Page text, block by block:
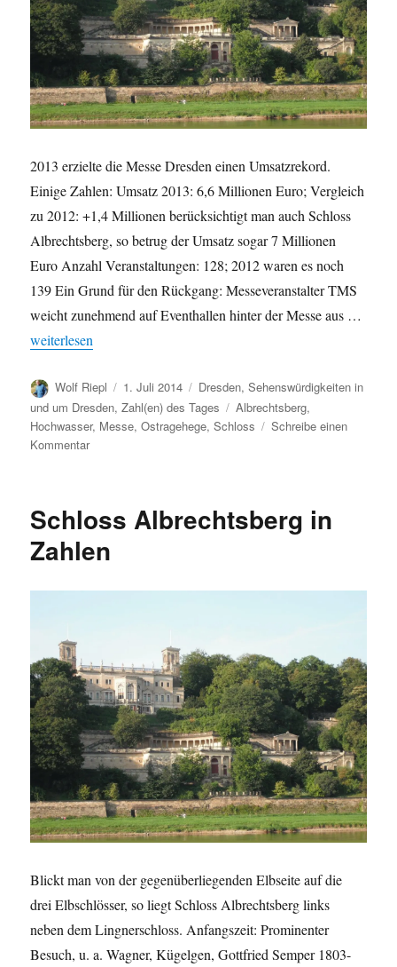
2013 erzielte die Messe Dresden einen Umsatzrekord.
Einige Zahlen: Umsatz 2013: 6,6 Millionen Euro; Vergleich
zu 2012: +1,4 Millionen berücksichtigt man auch Schloss
Albrechtsberg, so betrug der Umsatz sogar 7 Millionen
Euro Anzahl Veranstaltungen: 128; 2012 waren es noch
139 Ein Grund für den Rückgang: Messeveranstalter TMS
weicht zunehmend auf Eventhallen hinter der Messe aus …
„Messe Dresden: Rekordumsatz 2013“
weiterlesen
Autor
Wolf Riepl
Veröffentlicht
am
1. Juli 2014 Kategorien
Dresden,Sehenswürdigkeiten in
und um Dresden,Zahl(en) des Tages Schlagwörter
Albrechtsberg,
Hochwasser, Messe,Ostragehege,Schloss
Schreibe einen
Kommentarzu
2013
Schloss Albrechtsberg in
Zahlen
Blickt man von der gegenüberliegenden Elbseite auf die
drei Elbschlösser, so liegt Schloss Albrechtsberg links
neben dem Lingnerschloss. Anfangszeit: Prominenter
Besuch, u. a. Wagner, Kügelgen, Gottfried Semper 1803-